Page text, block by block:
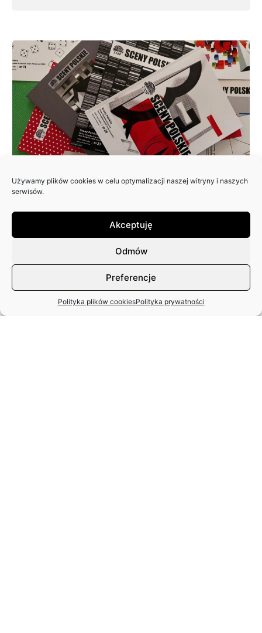
Używamy plików cookies w celu optymalizacji naszej witryny i naszych
serwisów.
Akceptuję
Odmów
Preferencje
Polityka plików cookiesPolityka prywatności
ZAPRASZAMY DO NADSYŁANIA
PISMA: SCENY POLSKIE